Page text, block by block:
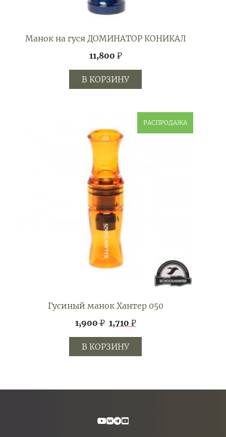
Манок на гуся ДОМИНАТОР КОНИКАЛ
11,800 ₽
В КОРЗИНУ
Гусиный манок Хантер 050
1,900₽ Первоначальная
составляла
1,900 ₽.
1,710 ₽Текущая
В КОРЗИНУ
РАСПРОДАЖА